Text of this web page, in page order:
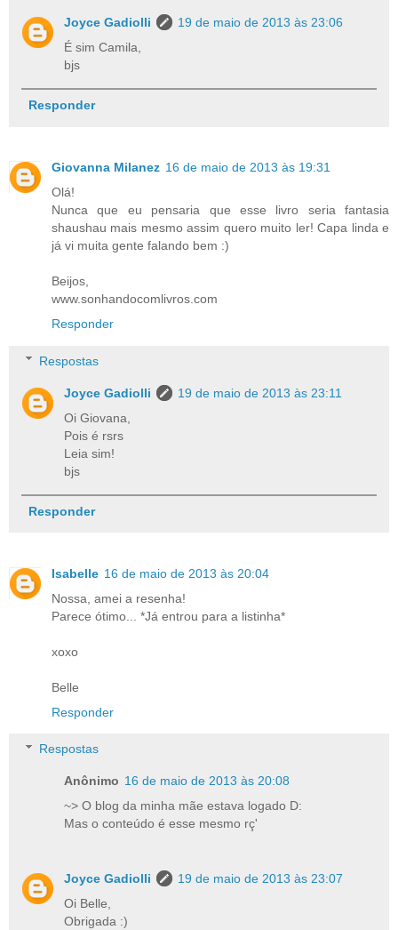
Joyce Gadiolli
19 de maio de 2013 às 23:06
É sim Camila,
bjs
Responder
Giovanna Milanez 16 de maio de 2013 às 19:31
Olá!
Nunca que eu pensaria que esse livro seria fantasia
shaushau mais mesmo assim quero muito ler! Capa linda e
já vi muita gente falando bem :)
Beijos,
www.sonhandocomlivros.com
Responder
Respostas
Joyce Gadiolli
19 de maio de 2013 às 23:11
Oi Giovana,
Pois é rsrs
Leia sim!
bjs
Responder
Isabelle 16 de maio de 2013 às 20:04
Nossa, amei a resenha!
Parece ótimo... *Já entrou para a listinha*
xoxo
Belle
Responder
Respostas
Anônimo 16 de maio de 2013 às 20:08
~> O blog da minha mãe estava logado D:
Mas o conteúdo é esse mesmo rç'
Joyce Gadiolli
19 de maio de 2013 às 23:07
Oi Belle,
Obrigada :)